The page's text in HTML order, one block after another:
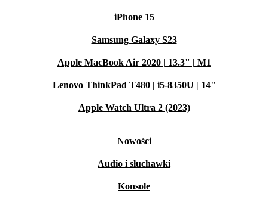
iPhone 15
Samsung Galaxy S23
Apple MacBook Air 2020 | 13.3" | M1
Lenovo ThinkPad T480 | i5-8350U | 14"
Apple Watch Ultra 2 (2023)
Nowości
Audio i słuchawki
Konsole